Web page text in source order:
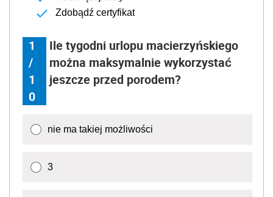
Zdobądź certyfikat
1
/
1
0
Ile tygodni urlopu macierzyńskiego
można maksymalnie wykorzystać
jeszcze przed porodem?
nie ma takiej możliwości
3